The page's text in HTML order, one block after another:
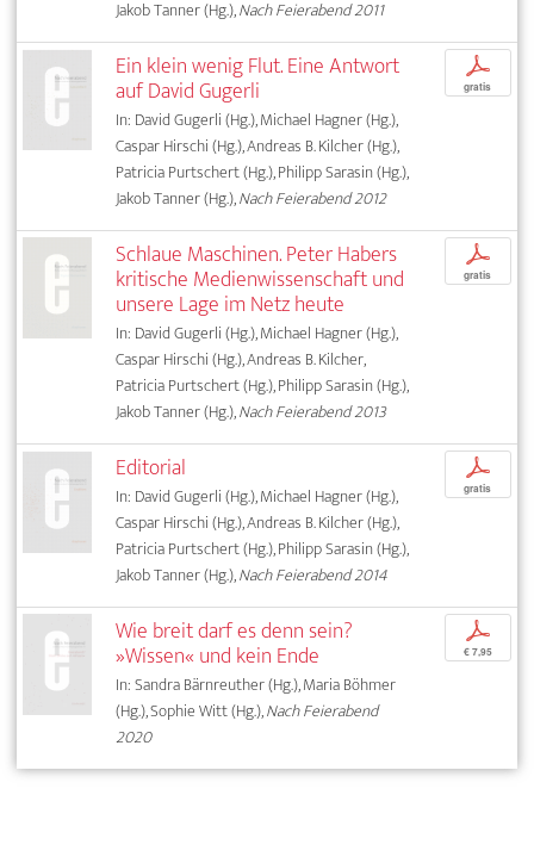
Jakob Tanner (Hg.),Nach Feierabend 2011
Ein klein wenig Flut. Eine Antwort
auf David Gugerli
In: David Gugerli (Hg.), Michael Hagner (Hg.),
Caspar Hirschi (Hg.), Andreas B. Kilcher (Hg.),
Patricia Purtschert (Hg.), Philipp Sarasin (Hg.),
Jakob Tanner (Hg.),Nach Feierabend 2012
p
gratis
Schlaue Maschinen. Peter Habers
kritische Medienwissenschaft und
unsere Lage im Netz heute
In: David Gugerli (Hg.), Michael Hagner (Hg.),
Caspar Hirschi (Hg.), Andreas B. Kilcher,
Patricia Purtschert (Hg.), Philipp Sarasin (Hg.),
Jakob Tanner (Hg.),Nach Feierabend 2013
p
gratis
Editorial
In: David Gugerli (Hg.), Michael Hagner (Hg.),
Caspar Hirschi (Hg.), Andreas B. Kilcher (Hg.),
Patricia Purtschert (Hg.), Philipp Sarasin (Hg.),
Jakob Tanner (Hg.),Nach Feierabend 2014
p
gratis
Wie breit darf es denn sein?
»Wissen« und kein Ende
In: Sandra Bärnreuther (Hg.), Maria Böhmer
(Hg.), Sophie Witt (Hg.),Nach Feierabend
2020
p
€ 7,95